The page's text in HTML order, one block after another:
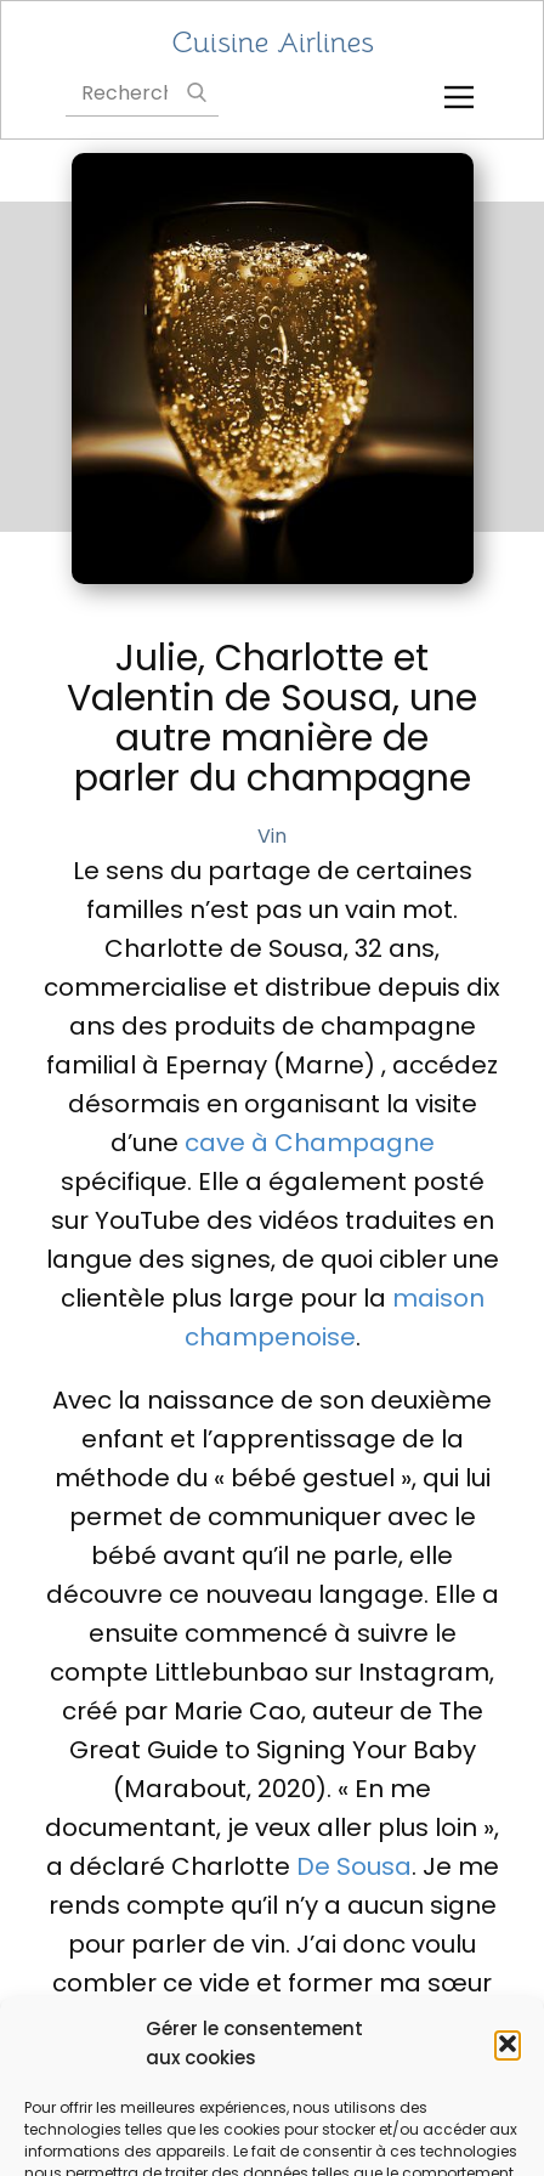
Gérer le consentement
aux cookies
Pour offrir les meilleures expériences, nous utilisons des
technologies telles que les cookies pour stocker et/ou accéder aux
informations des appareils. Le fait de consentir à ces technologies
Cuisine Airlines
Julie, Charlotte et
Valentin de Sousa, une
autre manière de
parler du champagne
Vin
Le sens du partage de certaines
familles n’est pas un vain mot.
Charlotte de Sousa, 32 ans,
commercialise et distribue depuis dix
ans des produits de champagne
familial à Epernay (Marne) , accédez
désormais en organisant la visite
d’une cave à Champagne
spécifique. Elle a également posté
sur YouTube des vidéos traduites en
langue des signes, de quoi cibler une
clientèle plus large pour la maison
champenoise.
Avec la naissance de son deuxième
enfant et l’apprentissage de la
méthode du « bébé gestuel », qui lui
permet de communiquer avec le
bébé avant qu’il ne parle, elle
découvre ce nouveau langage. Elle a
ensuite commencé à suivre le
compte Littlebunbao sur Instagram,
créé par Marie Cao, auteur de The
Great Guide to Signing Your Baby
(Marabout, 2020). « En me
documentant, je veux aller plus loin »,
a déclaré Charlotte De Sousa. Je me
rends compte qu’il n’y a aucun signe
pour parler de vin. J’ai donc voulu
combler ce vide et former ma sœur
et notre personnel dans cette
langue. Tout le monde était
enthousiasmé par l’idée. »